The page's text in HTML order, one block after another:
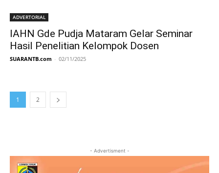
ADVERTORIAL
IAHN Gde Pudja Mataram Gelar Seminar
Hasil Penelitian Kelompok Dosen
SUARANTB.com - 02/11/2025
1 2
- Advertisment -